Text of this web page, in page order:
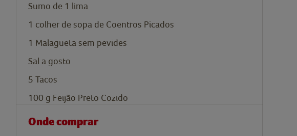
Sumo de 1 lima
1 colher de sopa de Coentros Picados
1 Malagueta sem pevides
Sal a gosto
5 Tacos
100 g Feijão Preto Cozido
Onde comprar